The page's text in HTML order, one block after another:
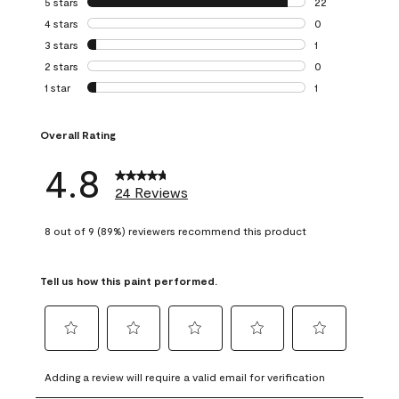
22 reviews with
4 stars stars
0
0 reviews with 4
3 stars stars
1
1 review with 3
2 stars stars
0
0 reviews with 2
1 star stars
1
Overall Rating
4.8 24 Reviews
8 out of 9 (89%) reviewers recommend this product
Tell us how this paint performed.
to
rate
to
rate
to
rate
to
rate
to
rate
Adding a review will require a valid email for verification